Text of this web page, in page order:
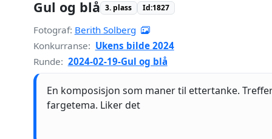
Gul og blå 3. plass Id:1827
Fotograf: Berith Solberg
Konkurranse: Ukens bilde 2024
Runde: 2024-02-19-Gul og blå
En komposisjon som maner til ettertanke.
fargetema. Liker det